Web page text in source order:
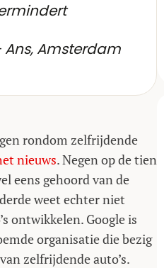
Ans, Amsterdam
rondom zelfrijdende
nieuws. Negen op de tien
eens gehoord van de
weet echter niet
ontwikkelen. Google is
organisatie die bezig
zelfrijdende auto’s.